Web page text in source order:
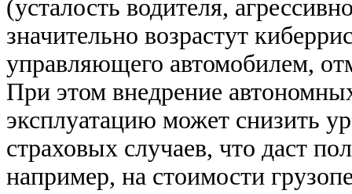
(усталость водителя,
значительно возрастут
управляющего автомобилем,
При этом внедрение
эксплуатацию может снизить
страховых случаев, что даст
например, на стоимости